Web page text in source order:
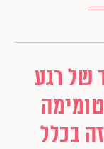
של רגע
בכלל